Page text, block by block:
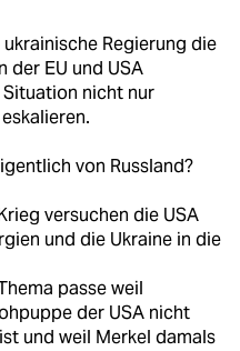
Regierung die
der EU und USA
nicht nur
von Russland?
versuchen die USA
und die Ukraine in die
passe weil
der USA nicht
und weil Merkel damals